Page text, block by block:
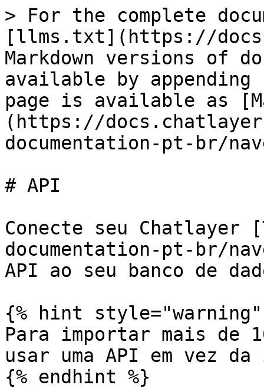
> For the complete
[llms.txt](https://
Markdown versions of
available by
page is available as
(https://
documentation-pt-br/
# API
Conecte seu
documentation-pt-br/
API ao seu banco de
{% hint style="warning"
Para importar mais de
usar uma API em vez
{% endhint %}